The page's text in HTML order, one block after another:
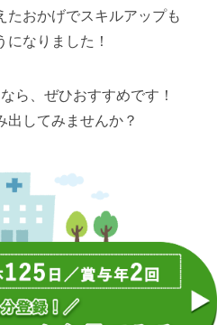
たおかげでスキルアップも
になりました！
ら、ぜひおすすめです！
出してみませんか？